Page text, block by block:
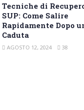
Tecniche di
SUP: Come Salire
Rapidamente Dopo
Caduta
AGOSTO 12, 2024 38